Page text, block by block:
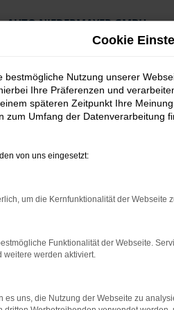
AUTO NIEDERMAYER GMBH
Preiswerte Angebote
Fürth
für Fürth kaum
gelesen und festgestellt,
von VW erkennen
Cookie
bestmögliche Nutzung unserer
Ihre Präferenzen und
späteren Zeitpunkt Ihre
zum Umfang der Datenverarbeitung
von uns eingesetzt:
um die Kernfunktionalität der Webseite
Funktionalität der Webseite.
weitere werden aktiviert.
es uns, die Nutzung der Webseite zu